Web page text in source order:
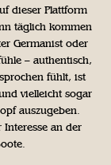
dieser Plattform
täglich kommen
Germanist oder
– authentisch,
fühlt, ist
vielleicht sogar
auszugeben.
Interesse an der